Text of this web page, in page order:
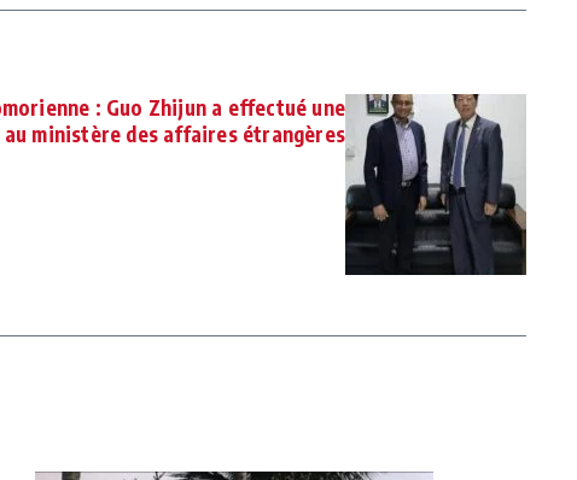
: Guo Zhijun a effectué une
ministère des affaires étrangères